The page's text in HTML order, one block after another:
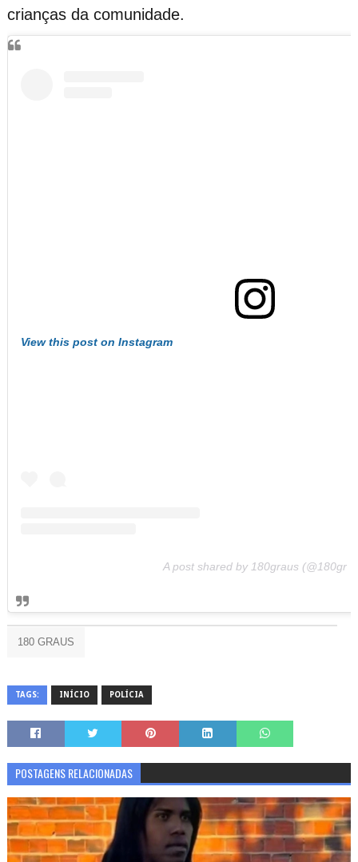
crianças da comunidade.
View this post on Instagram
A post shared by 180graus (@180gr
180 GRAUS
TAGS: INÍCIO POLÍCIA
POSTAGENS RELACIONADAS